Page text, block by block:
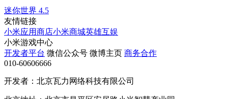
迷你世界 4.5
友情链接
小米应用商店小米商城英雄互娱
小米游戏中心
开发者平台 微信公众号 微博主页 商务合作
010-60606666
开发者：北京瓦力网络科技有限公司